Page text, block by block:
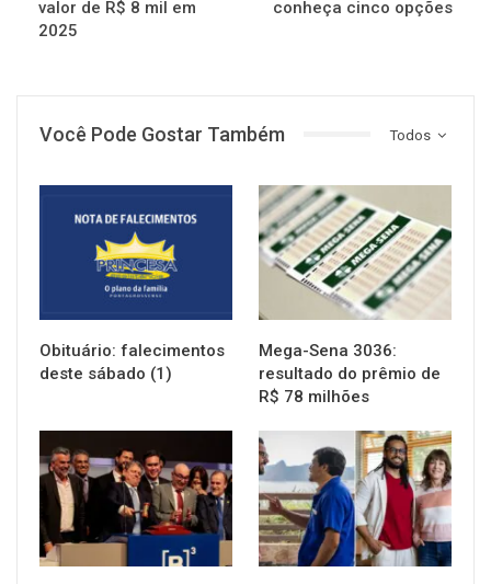
valor de R$ 8 mil em
2025
conheça cinco opções
Todos
Você Pode Gostar Também
Obituário: falecimentos
deste sábado (1)
NOTÍCIAS
Mega-Sena 3036:
resultado do prêmio de
R$ 78 milhões
NOTÍCIAS NOTÍCIAS